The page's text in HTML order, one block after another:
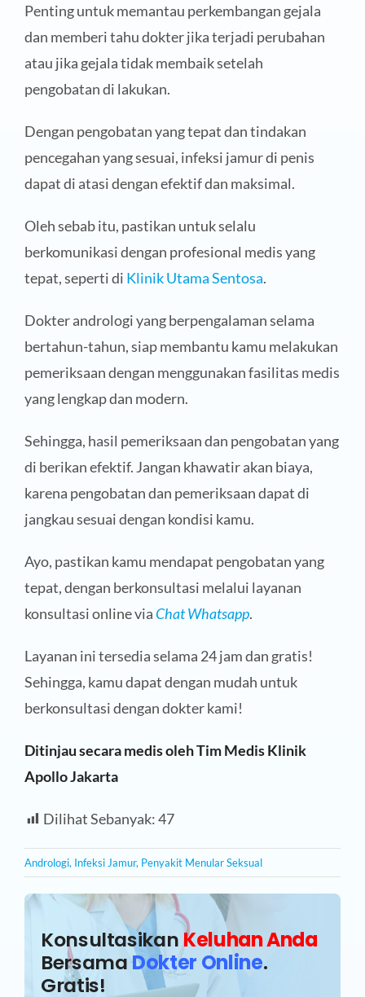
Penting untuk memantau perkembangan gejala
dan memberi tahu dokter jika terjadi perubahan
atau jika gejala tidak membaik setelah
pengobatan di lakukan.
Dengan pengobatan yang tepat dan tindakan
pencegahan yang sesuai, infeksi jamur di penis
dapat di atasi dengan efektif dan maksimal.
Oleh sebab itu, pastikan untuk selalu
berkomunikasi dengan profesional medis yang
tepat, seperti di Klinik Utama Sentosa.
Dokter andrologi yang berpengalaman selama
bertahun-tahun, siap membantu kamu melakukan
pemeriksaan dengan menggunakan fasilitas medis
yang lengkap dan modern.
Sehingga, hasil pemeriksaan dan pengobatan yang
di berikan efektif. Jangan khawatir akan biaya,
karena pengobatan dan pemeriksaan dapat di
jangkau sesuai dengan kondisi kamu.
Ayo, pastikan kamu mendapat pengobatan yang
tepat, dengan berkonsultasi melalui layanan
konsultasi online via Chat Whatsapp.
Layanan ini tersedia selama 24 jam dan gratis!
Sehingga, kamu dapat dengan mudah untuk
berkonsultasi dengan dokter kami!
Ditinjau secara medis oleh Tim Medis Klinik
Apollo Jakarta
Dilihat Sebanyak:47
Andrologi, Infeksi Jamur, Penyakit Menular Seksual
KonsultasikanKeluhan Anda
BersamaDokter Online.
Gratis!